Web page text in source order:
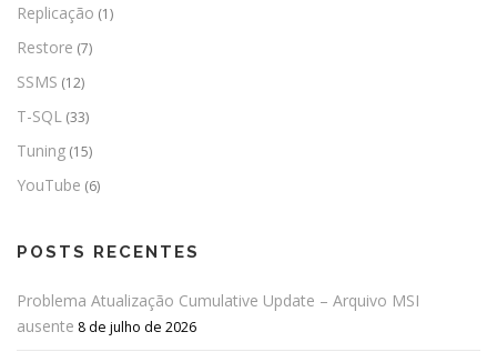
Replicação (1)
Restore (7)
SSMS (12)
T-SQL (33)
Tuning (15)
YouTube (6)
POSTS RECENTES
Problema Atualização Cumulative Update – Arquivo MSI
ausente 8 de julho de 2026